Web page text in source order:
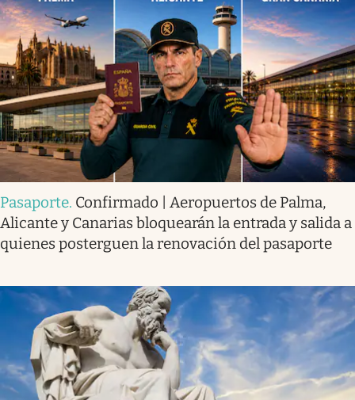
Pasaporte. Confirmado | Aeropuertos de Palma,
Alicante y Canarias bloquearán la entrada y salida a
quienes posterguen la renovación del pasaporte